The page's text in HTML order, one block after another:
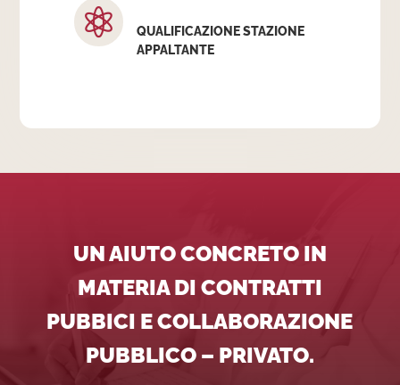

QUALIFICAZIONE STAZIONE
APPALTANTE
UN AIUTO CONCRETO IN
MATERIA DI CONTRATTI
PUBBICI E COLLABORAZIONE
PUBBLICO – PRIVATO.